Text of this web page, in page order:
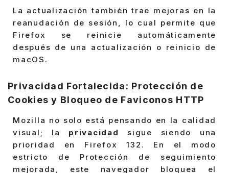
La actualización también trae mejoras en la
reanudación de sesión, lo cual permite que
Firefox se reinicie automáticamente
después de una actualización o reinicio de
macOS.
Privacidad Fortalecida: Protección de
Cookies y Bloqueo de Faviconos HTTP
Mozilla no solo está pensando en la calidad
visual; la privacidad
sigue siendo una
prioridad en Firefox 132. En el modo
estricto de Protección de seguimiento
mejorada, este navegador bloquea el